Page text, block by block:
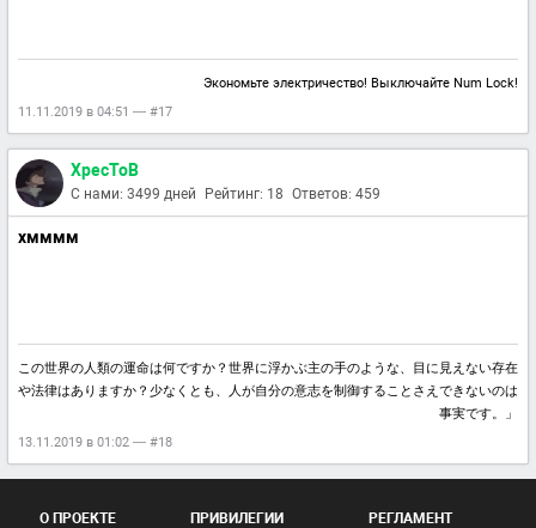
Экономьте электричество! Выключайте Num Lock!
11.11.2019 в 04:51 — #17
XpecToB
С нами: 3499 дней Рейтинг: 18 Ответов: 459
хмммм
この世界の人類の運命は何ですか？世界に浮かぶ主の手のような、目に見えない存在
や法律はありますか？少なくとも、人が自分の意志を制御することさえできないのは
事実です。」
13.11.2019 в 01:02 — #18
О ПРОЕКТЕ ПРИВИЛЕГИИ РЕГЛАМЕНТ